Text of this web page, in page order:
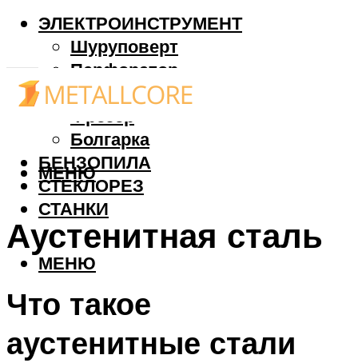
ЭЛЕКТРОИНСТРУМЕНТ
Шуруповерт
Перфоратор
Дрель
Фрезер
Болгарка
БЕНЗОПИЛА
СТЕКЛОРЕЗ
СТАНКИ
МЕНЮ
МЕНЮ
Аустенитная сталь
Что такое
аустенитные стали